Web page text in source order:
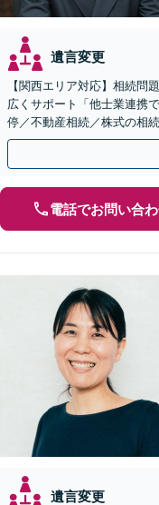
遺言変更
【関西エリア対応】相続問
広くサポート「他士業連携
停／不動産相続／株式の相
／相続放棄（借金の相続）
電話でお問い合
遺言変更